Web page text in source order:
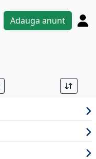
Adauga anunt